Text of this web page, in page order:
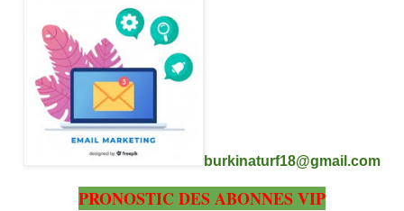
burkinaturf18@gmail.com
PRONOSTIC DES ABONNES VIP